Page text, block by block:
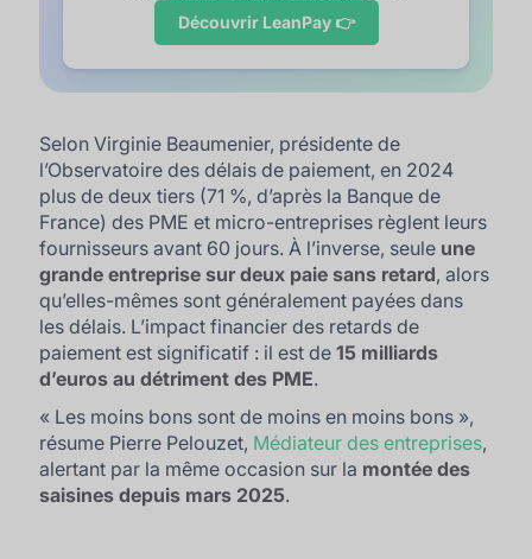
Découvrir LeanPay 👉
Selon Virginie Beaumenier, présidente de
l’Observatoire des délais de paiement, en 2024
plus de deux tiers (71 %, d’après la Banque de
France) des PME et micro-entreprises règlent leurs
fournisseurs avant 60 jours. À l’inverse, seule une
grande entreprise sur deux paie sans retard, alors
qu’elles-mêmes sont généralement payées dans
les délais. L’impact financier des retards de
paiement est significatif : il est de15 milliards
d’euros au détriment des PME.
« Les moins bons sont de moins en moins bons »,
résume Pierre Pelouzet, Médiateur des entreprises,
alertant par la même occasion sur la montée des
saisines depuis mars 2025.